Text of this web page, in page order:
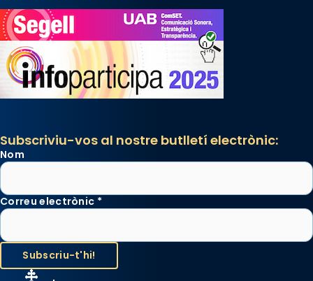
Subscriviu-vos al nostre butlletí electrònic:
Nom
Correu electrònic *